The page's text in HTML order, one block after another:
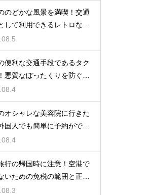
のどかな風景を満喫！交通
して利用できるレトロな観
車
便利な交通手段であるタク
悪質なぼったくりを防ぐ確
策
オシャレな美容院に行きた
国人でも簡単に予約ができ
リ
行の帰国時に注意！空港で
いための免税の範囲と正し